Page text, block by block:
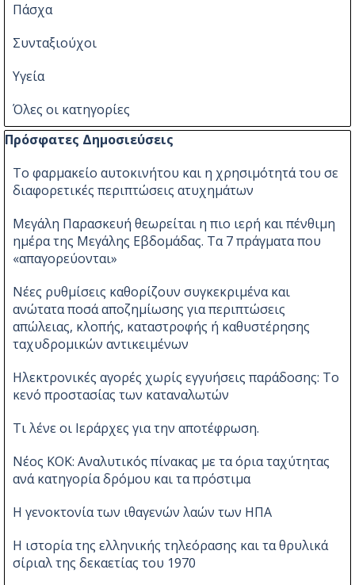
Πάσχα
Συνταξιούχοι
Υγεία
Όλες οι κατηγορίες
Παράλειψη μπλόκ Πρόσφατες Δημοσιεύσεις
Πρόσφατες Δημοσιεύσεις
Το φαρμακείο αυτοκινήτου και η χρησιμότητά του σε
διαφορετικές περιπτώσεις ατυχημάτων
Μεγάλη Παρασκευή θεωρείται η πιο ιερή και πένθιμη
ημέρα της Μεγάλης Εβδομάδας. Τα 7 πράγματα που
«απαγορεύονται»
Νέες ρυθμίσεις καθορίζουν συγκεκριμένα και
ανώτατα ποσά αποζημίωσης για περιπτώσεις
απώλειας, κλοπής, καταστροφής ή καθυστέρησης
ταχυδρομικών αντικειμένων
Ηλεκτρονικές αγορές χωρίς εγγυήσεις παράδοσης: Το
κενό προστασίας των καταναλωτών
Τι λένε οι Ιεράρχες για την αποτέφρωση.
Νέος ΚΟΚ: Αναλυτικός πίνακας με τα όρια ταχύτητας
ανά κατηγορία δρόμου και τα πρόστιμα
Η γενοκτονία των ιθαγενών λαών των ΗΠΑ
Η ιστορία της ελληνικής τηλεόρασης και τα θρυλικά
σίριαλ της δεκαετίας του 1970